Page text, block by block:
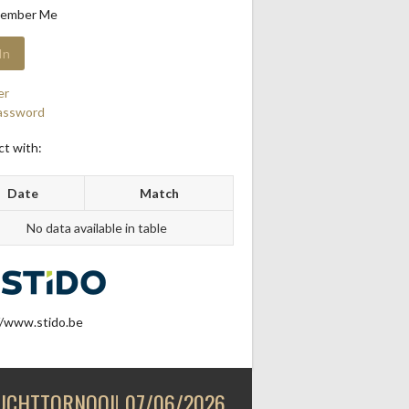
Me
with:
Date Match
No data available in table
07/06/2026